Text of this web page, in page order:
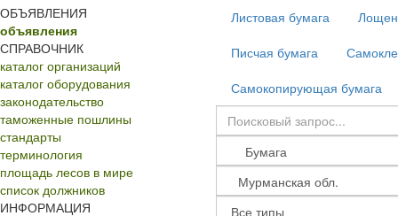
ОБЪЯВЛЕНИЯ
объявления
СПРАВОЧНИК
каталог организаций
каталог оборудования
законодательство
таможенные пошлины
стандарты
терминология
площадь лесов в мире
список должников
ИНФОРМАЦИЯ
Листовая бумага
Писчая бумага
Самокопирующая бумага